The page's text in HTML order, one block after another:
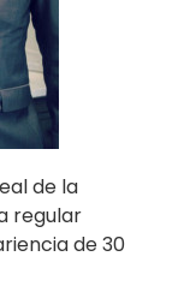
de la
regular
de 30